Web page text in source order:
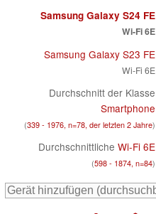
Samsung Galaxy S24 FE
Wi-Fi 6E
Samsung Galaxy S23 FE
Wi-Fi 6E
Durchschnitt der Klasse
Smartphone
(339 - 1976, n=78, der letzten 2 Jahre)
Durchschnittliche Wi-Fi 6E
(598 - 1874, n=84)